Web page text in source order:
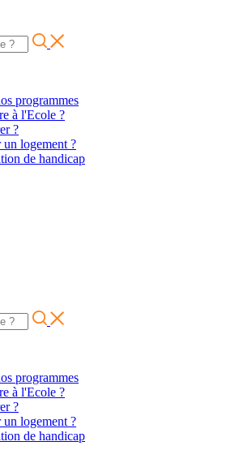
programmes
à l'Ecole ?
?
logement ?
de handicap
programmes
à l'Ecole ?
?
logement ?
de handicap